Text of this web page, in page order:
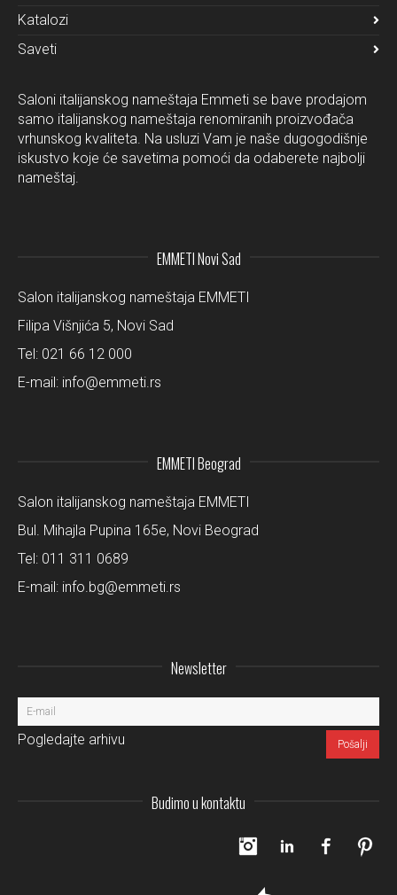
Katalozi
Saveti
Saloni italijanskog nameštaja Emmeti se bave prodajom
samo italijanskog nameštaja renomiranih proizvođača
vrhunskog kvaliteta. Na usluzi Vam je naše dugogodišnje
iskustvo koje će savetima pomoći da odaberete najbolji
nameštaj.
EMMETI Novi Sad
Salon italijanskog nameštaja EMMETI
Filipa Višnjića 5, Novi Sad
Tel: 021 66 12 000
E-mail: info@emmeti.rs
EMMETI Beograd
Salon italijanskog nameštaja EMMETI
Bul. Mihajla Pupina 165e, Novi Beograd
Tel: 011 311 0689
E-mail: info.bg@emmeti.rs
Newsletter
Pogledajte arhivu
Budimo u kontaktu
InstagramLinkedIn